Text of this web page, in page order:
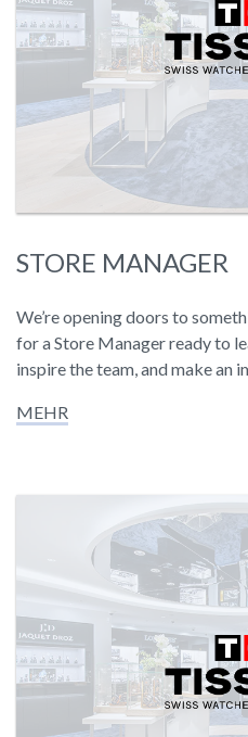
STORE MANAGER
We’re opening doors to
for a Store Manager ready to
inspire the team, and make an
MEHR